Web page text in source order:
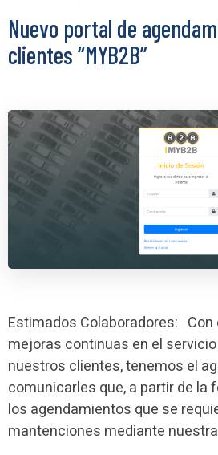
Nuevo portal de
clientes “MYB2B”
Estimados Colaboradores:
mejoras continuas en el
nuestros clientes, tenemos el
comunicarles que, a partir de la
los agendamientos que se
mantenciones mediante